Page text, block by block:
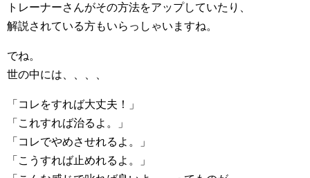
トレーナーさんがその方法をアップしていたり、
解説されている方もいらっしゃいますね。
でね。
世の中には、、、、
「コレをすれば大丈夫！」
「これすれば治るよ。」
「コレでやめさせれるよ。」
「こうすれば止めれるよ。」